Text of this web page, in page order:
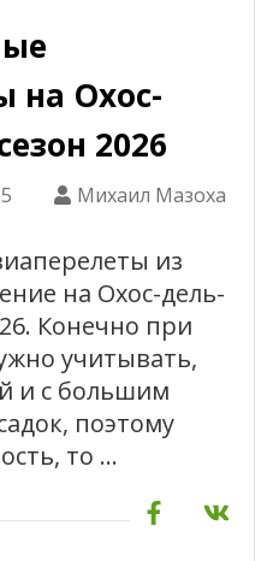
на Охос-
2026
Михаил Мазоха
из
на Охос-дель-
Конечно при
учитывать,
и с большим
поэтому
то …